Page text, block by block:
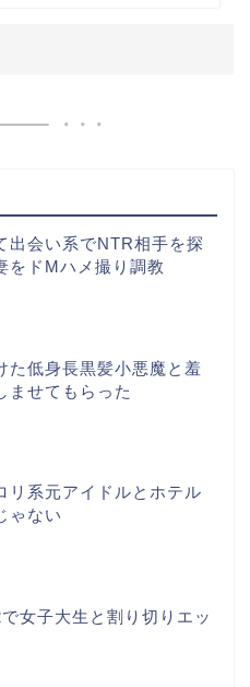
出会い系でNTR相手を探
をドMハメ撮り調教
た低身長黒髪小悪魔と羞
ませてもらった
リ系元アイドルとホテル
ゃない
女子大生と割り切りエッ